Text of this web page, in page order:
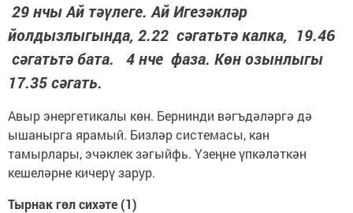
29 нчы Ай тәүлеге. Ай Игезәкләр
йолдызлыгында, 2.22 сәгатьтә калка, 19.46
сәгатьтә бата. 4 нче фаза. Көн озынлыгы
17.35 сәгать.
Авыр энергетикалы көн. Бернинди вәгъдәләргә дә
ышанырга ярамый. Бизләр системасы, кан
тамырлары, эчәклек зәгыйфь. Үзеңне үпкәләткән
кешеләрне кичерү зарур.
Тырнак гөл сихәте (1)